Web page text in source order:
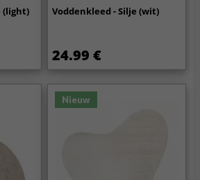
(light) Voddenkleed - Silje (wit)
24.99 €
Nieuw